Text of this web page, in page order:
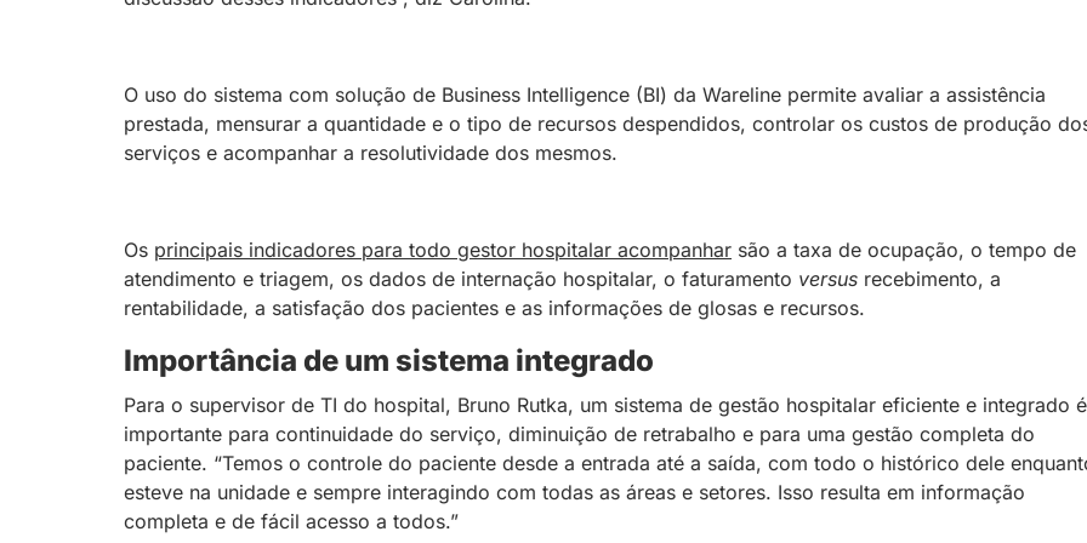
O uso do sistema com solução de Business Intelligence (BI) da Wareline permite avaliar a assistência
prestada, mensurar a quantidade e o tipo de recursos despendidos, controlar os custos de produção
serviços e acompanhar a resolutividade dos mesmos.
Os principais indicadores para todo gestor hospitalar acompanhar são a taxa de ocupação, o tempo de
atendimento e triagem, os dados de internação hospitalar, o faturamento versus recebimento, a
rentabilidade, a satisfação dos pacientes e as informações de glosas e recursos.
Importância de um sistema integrado
Para o supervisor de TI do hospital, Bruno Rutka, um sistema de gestão hospitalar eficiente e integrado é
importante para continuidade do serviço, diminuição de retrabalho e para uma gestão completa do
paciente. “Temos o controle do paciente desde a entrada até a saída, com todo o histórico dele
esteve na unidade e sempre interagindo com todas as áreas e setores. Isso resulta em informação
completa e de fácil acesso a todos.”